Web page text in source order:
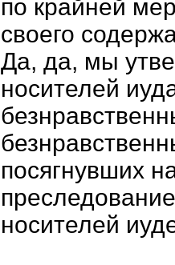
по крайней
своего
Да, да, мы
носителей
посягнувших
носителей